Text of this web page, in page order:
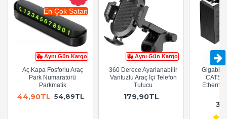
Aynı Gün Kargo
En Çok Satan
Aç Kapa Fosforlu Araç
Park Numaratörü
Parkmatik
44,90TL 54,89TL
Aynı Gün Kargo
360 Derece Ayarlanabilir
Vantuzlu Araç İçi Telefon
Tutucu
179,90TL
Gigabit
CAT5e